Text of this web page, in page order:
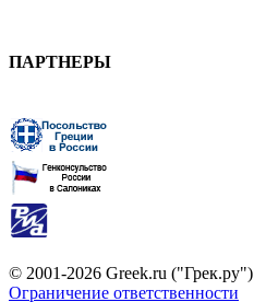
ПАРТНЕРЫ
© 2001-2026 Greek.ru ("Грек.ру")
Ограничение ответственности